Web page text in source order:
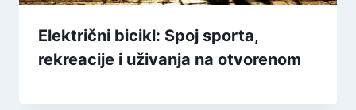
Električni bicikl: Spoj sporta,
rekreacije i uživanja na otvorenom